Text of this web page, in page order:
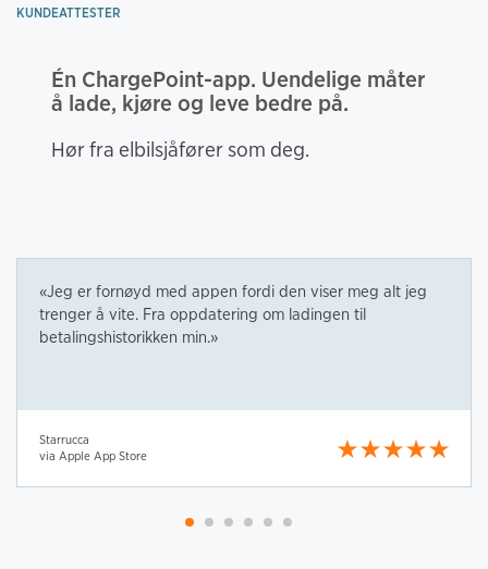
KUNDEATTESTER
Én ChargePoint-app. Uendelige måter
å lade, kjøre og leve bedre på.
Hør fra elbilsjåfører som deg.
«Jeg er fornøyd med appen fordi den viser meg alt jeg
trenger å vite. Fra oppdatering om ladingen til
betalingshistorikken min.»
Starrucca
via Apple App Store